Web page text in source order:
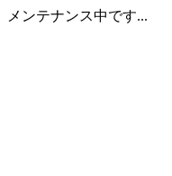
メンテナンス中です...